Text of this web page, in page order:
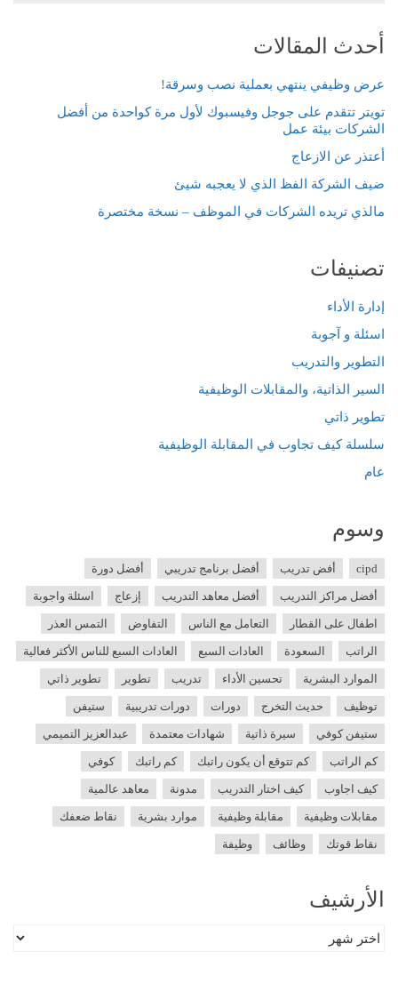
أحدث المقالات
عرض وظيفي ينتهي بعملية نصب وسرقة!
تويتر تتقدم على جوجل وفيسبوك لأول مرة كواحدة من أفضل
الشركات بيئة عمل
أعتذر عن الازعاج
ضيف الشركة الفظ الذي لا يعجبه شيئ
مالذي تريده الشركات في الموظف – نسخة مختصرة
تصنيفات
إدارة الأداء
اسئلة و آجوبة
التطوير والتدريب
السير الذاتية، والمقابلات الوظيفية
تطوير ذاتي
سلسلة كيف تجاوب في المقابلة الوظيفية
عام
وسوم
cipd أفض تدريب أفضل برنامج تدريبي أفضل دورة
أفضل مراكز التدريب أفضل معاهد التدريب إزعاج اسئلة واجوبة
اطفال على القطار التعامل مع الناس التفاوض التمس العذر
الراتب السعودة العادات السبع العادات السبع للناس الأكثر فعالية
الموارد البشرية تحسين الأداء تدريب تطوير تطوير ذاتي
توظيف حديث التخرج دورات دورات تدريبية ستيفن
ستيفن كوفي سيرة ذاتية شهادات معتمدة عبدالعزيز التميمي
كم الراتب كم تتوقع أن يكون راتبك كم راتبك كوفي
كيف اجاوب كيف اختار التدريب مدونة معاهد عالمية
مقابلات وظيفية مقابلة وظيفية موارد بشرية نقاط ضعفك
نقاط قوتك وظائف وظيفة
الأرشيف
الأرشيف